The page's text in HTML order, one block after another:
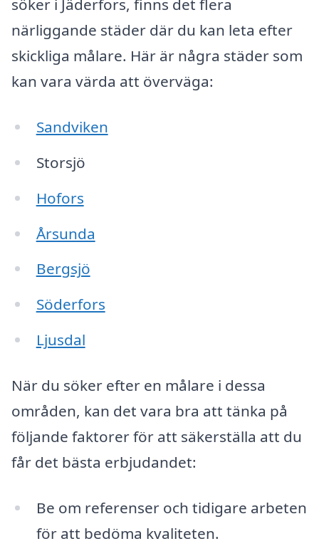
söker i Jäderfors, finns det flera
närliggande städer där du kan leta efter
skickliga målare. Här är några städer som
kan vara värda att överväga:
Sandviken
Storsjö
Hofors
Årsunda
Bergsjö
Söderfors
Ljusdal
När du söker efter en målare i dessa
områden, kan det vara bra att tänka på
följande faktorer för att säkerställa att du
får det bästa erbjudandet:
Be om referenser och tidigare arbeten
för att bedöma kvaliteten.